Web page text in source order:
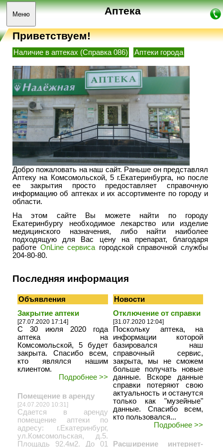
Меню Аптека
Приветствуем!
Наличие в аптеках (Справка 086) Аптеки города
Добро пожаловать на наш сайт. Раньше он представлял
Аптеку на Комсомольской, 5 г.Екатеринбурга, но после
ее закрытия просто предоставляет справочную
информацию об аптеках и их ассортименте по городу и
области.
На этом сайте Вы можете найти по городу
Екатеринбургу необходимое лекарство или изделие
медицинского назначения, либо найти наиболее
подходящую для Вас цену на препарат, благодаря
работе OnLine сервиса городской справочной службы
204-80-80.
Последняя информация
Объявления
Новости
Закрытие аптеки
[27.07.2020 17:14]
С 30 июля 2020 года
аптека на
Комсомольской, 5 будет
закрыта. Спасибо всем,
кто являлся нашим
клиентом.
Подробнее >>
Помещение в аренду
[24.07.2020 10:31]
Сдается в аренду
помещение аптеки по
адресу: г.Екатеринбург,
ул.Комсомольская, д.5.
Площадь 92.4м2. До 01
Отключение от справки
[31.07.2020 12:04]
Поскольку аптека, на
информации которой
базировался наш
справочный сервис,
закрыта, мы не сможем
больше получать новые
данные. Вскоре данные
справки потеряют свою
актуальность и останутся
только как "музейные"
данные. Спасибо всем,
кто пользовался...
Подробнее >>
Расширение интернет-